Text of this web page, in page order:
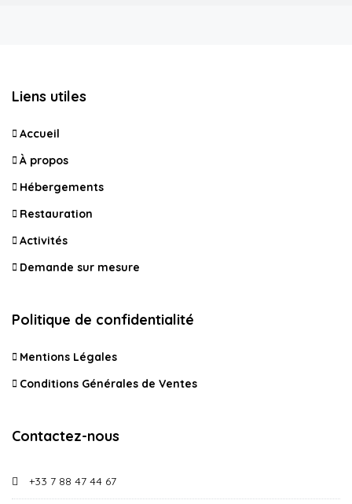
Liens utiles
Accueil
À propos
Hébergements
Restauration
Activités
Demande sur mesure
Politique de confidentialité
Mentions Légales
Conditions Générales de Ventes
Contactez-nous
+33 7 88 47 44 67